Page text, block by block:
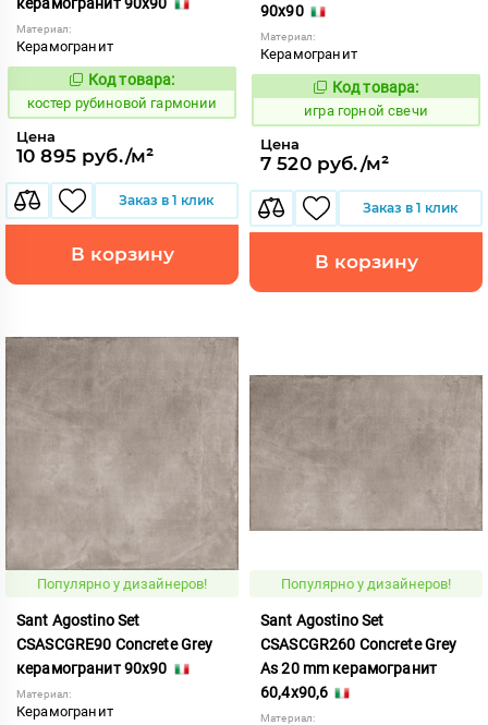
Материал:
Керамогранит
806766
Код товара:
костер рубиновой гармонии
Цена
10 895 руб./м²
Заказ в 1 клик
В корзину
90x90
Материал:
Керамогранит
549334
Код товара:
игра горной свечи
Цена
7 520 руб./м²
Заказ в 1 клик
В корзину
Популярно у дизайнеров!
Sant Agostino Set
CSASCGRE90 Concrete Grey
керамогранит 90x90
Материал:
Керамогранит
Популярно у дизайнеров!
Sant Agostino Set
CSASCGR260 Concrete Grey
As 20 mm керамогранит
60,4x90,6
Материал: